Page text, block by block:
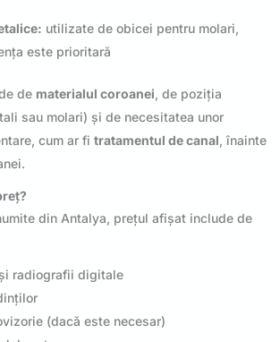
utilizate de obicei pentru molari,
este prioritară
de materialul coroanei, de poziția
sau molari) și de necesitatea unor
cum ar fi tratamentul de canal, înainte
din Antalya, prețul afișat include de
radiografii digitale
(dacă este necesar)